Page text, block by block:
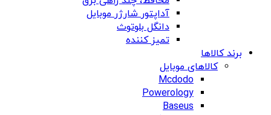
آداپتور شارژر موبایل
دانگل بلوتوث
تمیز کننده
برند کالاها
کالاهای موبایل
Mcdodo
Powerology
Baseus